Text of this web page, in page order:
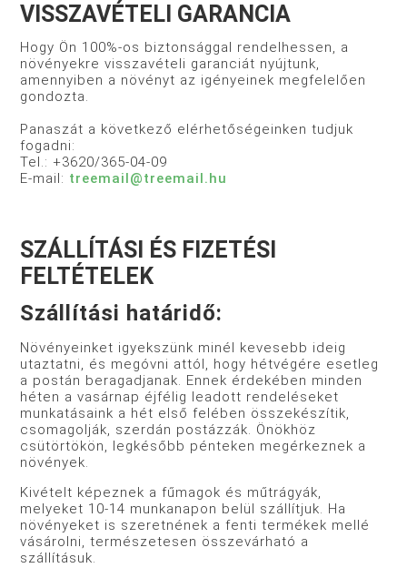
VISSZAVÉTELI GARANCIA
Hogy Ön 100%-os biztonsággal rendelhessen, a
növényekre visszavételi garanciát nyújtunk,
amennyiben a növényt az igényeinek megfelelően
gondozta.
Panaszát a következő elérhetőségeinken tudjuk
fogadni:
Tel.: +3620/365-04-09
E-mail: treemail@treemail.hu
SZÁLLÍTÁSI ÉS FIZETÉSI
FELTÉTELEK
Szállítási határidő:
Növényeinket igyekszünk minél kevesebb ideig
utaztatni, és megóvni attól, hogy hétvégére esetleg
a postán beragadjanak. Ennek érdekében minden
héten a vasárnap éjfélig leadott rendeléseket
munkatásaink a hét első felében összekészítik,
csomagolják, szerdán postázzák. Önökhöz
csütörtökön, legkésőbb pénteken megérkeznek a
növények.
Kivételt képeznek a fűmagok és műtrágyák,
melyeket 10-14 munkanapon belül szállítjuk. Ha
növényeket is szeretnének a fenti termékek mellé
vásárolni, természetesen összevárható a
szállításuk.